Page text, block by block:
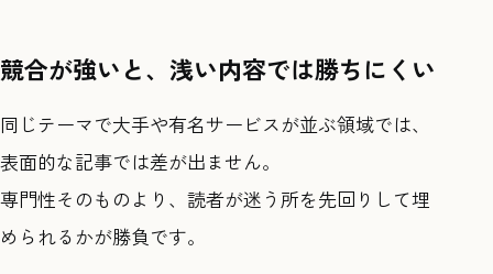
競合が強いと、浅い内容では勝ちにくい
同じテーマで大手や有名サービスが並ぶ領域では、
表面的な記事では差が出ません。
専門性そのものより、読者が迷う所を先回りして埋
められるかが勝負です。